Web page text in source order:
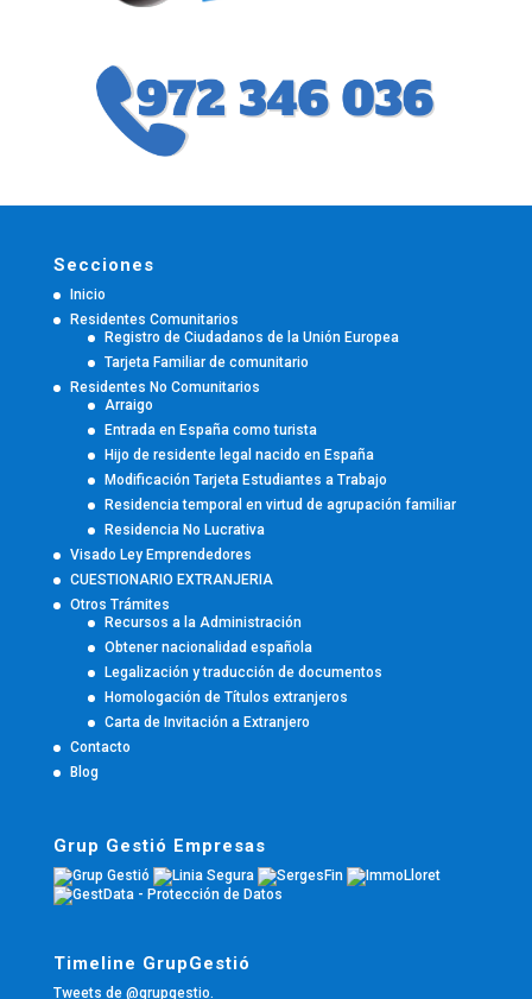
Secciones
Inicio
Residentes Comunitarios
Registro de Ciudadanos de la Unión Europea
Tarjeta Familiar de comunitario
Residentes No Comunitarios
Arraigo
Entrada en España como turista
Hijo de residente legal nacido en España
Modificación Tarjeta Estudiantes a Trabajo
Residencia temporal en virtud de agrupación familiar
Residencia No Lucrativa
Visado Ley Emprendedores
CUESTIONARIO EXTRANJERIA
Otros Trámites
Recursos a la Administración
Obtener nacionalidad española
Legalización y traducción de documentos
Homologación de Títulos extranjeros
Carta de Invitación a Extranjero
Contacto
Blog
Grup Gestió Empresas
Timeline GrupGestió
Tweets de @grupgestio.